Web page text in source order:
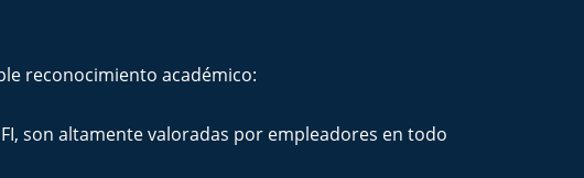
reconocimiento académico:
son altamente valoradas por empleadores en todo